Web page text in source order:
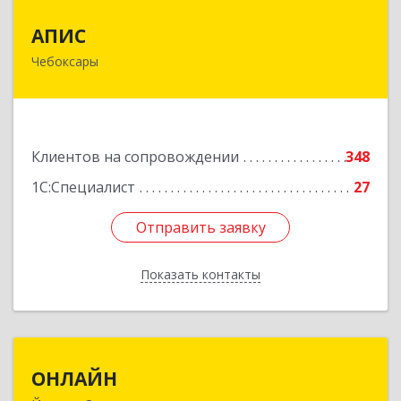
АПИС
Чебоксары
Клиентов на сопровождении
348
1С:Специалист
27
Отправить заявку
Показать контакты
428001, Чувашская Республика - Чувашия,
Подробнее
Отправить заявку
Назад
ОНЛАЙН